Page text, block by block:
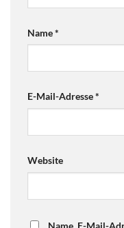
Name*
E-Mail-Adresse*
Website